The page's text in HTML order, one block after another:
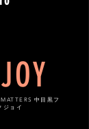
中目黒フ
ジョイ